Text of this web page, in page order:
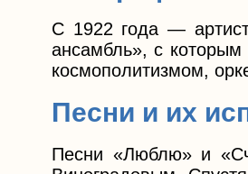
С 1922 года —
ансамбль», с
космополитизмом,
Песни и их
Песни «Люблю» и